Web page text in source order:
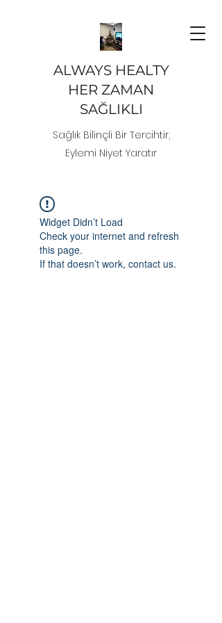
ALWAYS HEALTY
HER ZAMAN
SAĞLIKLI
Sağlık Bilinçli Bir Tercihtir,
Eylemi Niyet Yaratır
Widget Didn’t Load
Check your internet and refresh
this page.
If that doesn’t work, contact us.